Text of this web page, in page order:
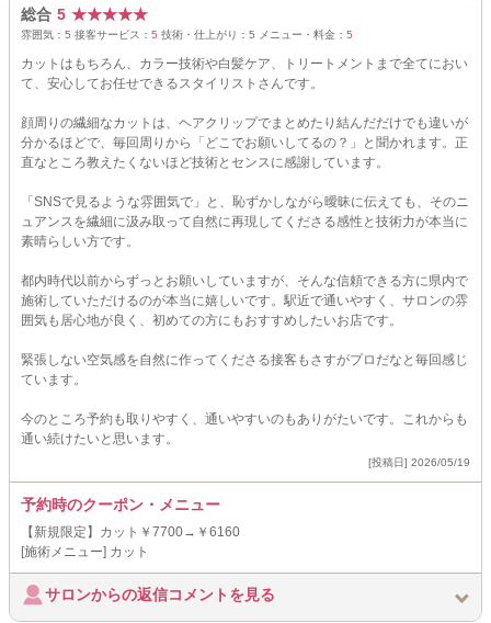
総合 5 ★★★★★
雰囲気： 5 接客サービス： 5 技術・仕上がり： 5 メニュー・料金： 5
カットはもちろん、カラー技術や白髪ケア、トリートメントまで全てにおい
て、安心してお任せできるスタイリストさんです。
顔周りの繊細なカットは、ヘアクリップでまとめたり結んだだけでも違いが
分かるほどで、毎回周りから「どこでお願いしてるの？」と聞かれます。正
直なところ教えたくないほど技術とセンスに感謝しています。
「SNSで見るような雰囲気で」と、恥ずかしながら曖昧に伝えても、そのニ
ュアンスを繊細に汲み取って自然に再現してくださる感性と技術力が本当に
素晴らしい方です。
都内時代以前からずっとお願いしていますが、そんな信頼できる方に県内で
施術していただけるのが本当に嬉しいです。駅近で通いやすく、サロンの雰
囲気も居心地が良く、初めての方にもおすすめしたいお店です。
緊張しない空気感を自然に作ってくださる接客もさすがプロだなと毎回感じ
ています。
今のところ予約も取りやすく、通いやすいのもありがたいです。これからも
通い続けたいと思います。
[投稿日] 2026/05/19
予約時のクーポン・メニュー
【新規限定】カット￥7700→￥6160
[施術メニュー] カット
サロンからの返信コメントを見る